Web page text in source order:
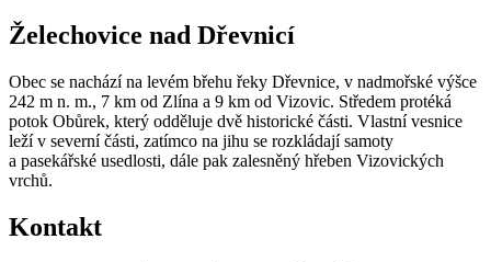
Želechovice nad Dřevnicí
Obec se nachází na levém břehu řeky Dřevnice, v nadmořské výšce
242 m n. m., 7 km od Zlína a 9 km od Vizovic. Středem protéká
potok Obůrek, který odděluje dvě historické části. Vlastní vesnice
leží v severní části, zatímco na jihu se rozkládají samoty
a pasekářské usedlosti, dále pak zalesněný hřeben Vizovických
vrchů.
Kontakt